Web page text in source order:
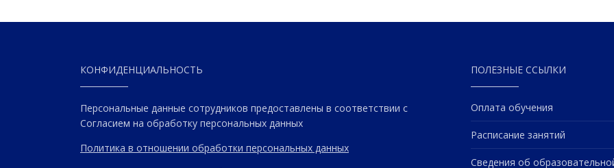
КОНФИДЕНЦИАЛЬНОСТЬ
Персональные данные сотрудников предоставлены в соответствии с
Согласием на обработку персональных данных
Политика в отношении обработки персональных данных
ПОЛЕЗНЫЕ ССЫЛКИ
Оплата обучения
Расписание занятий
Сведения об